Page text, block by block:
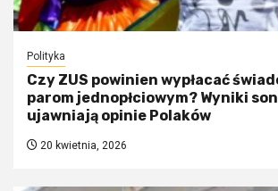
Polityka
Czy ZUS powinien wypłacać
parom jednopłciowym? Wyniki
ujawniają opinie Polaków
20 kwietnia, 2026